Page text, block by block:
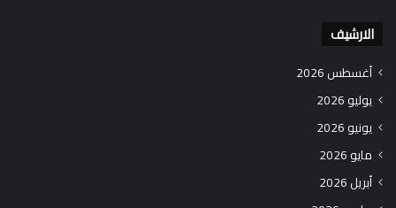
الارشيف
أغسطس 2026
يوليو 2026
يونيو 2026
مايو 2026
أبريل 2026